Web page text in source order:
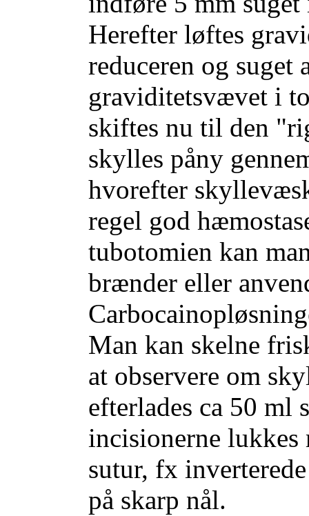
Herefter løftes
reduceren og suget
graviditetsvævet i
skiftes nu til den
skylles påny
hvorefter
regel god
tubotomien kan
brænder eller
Man kan skelne
at observere om
efterlades ca 50 ml
incisionerne lukkes
sutur, fx
på skarp nål.